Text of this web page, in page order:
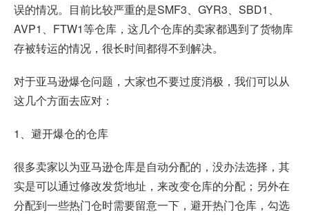
误的情况。目前比较严重的是SMF3、GYR3、SBD1、
AVP1、FTW1等仓库，这几个仓库的卖家都遇到了货物库
存被转运的情况，很长时间都得不到解决。
对于亚马逊爆仓问题，大家也不要过度消极，我们可以从
这几个方面去应对：
1、避开爆仓的仓库
很多卖家以为亚马逊仓库是自动分配的，没办法选择，其
实是可以通过修改发货地址，来改变仓库的分配；另外在
分配到一些热门仓时需要留意一下，避开热门仓库，勾选